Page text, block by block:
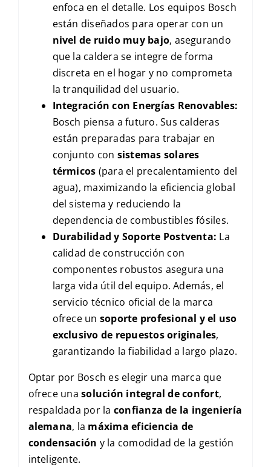
enfoca en el detalle. Los equipos Bosch
están diseñados para operar con un
nivel de ruido muy bajo, asegurando
que la caldera se integre de forma
discreta en el hogar y no comprometa
la tranquilidad del usuario.
Integración con Energías Renovables:
Bosch piensa a futuro. Sus calderas
están preparadas para trabajar en
conjunto con sistemas solares
térmicos (para el precalentamiento del
agua), maximizando la eficiencia global
del sistema y reduciendo la
dependencia de combustibles fósiles.
Durabilidad y Soporte Postventa: La
calidad de construcción con
componentes robustos asegura una
larga vida útil del equipo. Además, el
servicio técnico oficial de la marca
ofrece un soporte profesional y el uso
exclusivo de repuestos originales,
garantizando la fiabilidad a largo plazo.
Optar por Bosch es elegir una marca que
ofrece unasolución integral de confort,
respaldada por la confianza de la ingeniería
alemana, la máxima eficiencia de
condensación y la comodidad de la gestión
inteligente.